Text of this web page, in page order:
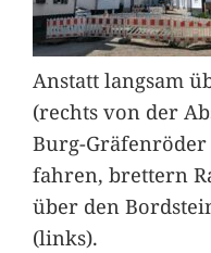
Anstatt langsam
(rechts von der
Burg-
fahren, brettern
über den
(links).